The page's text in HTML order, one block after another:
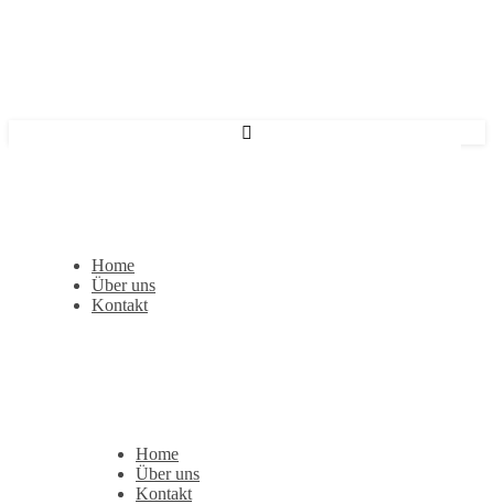
Home
Über uns
Kontakt
Home
Über uns
Kontakt